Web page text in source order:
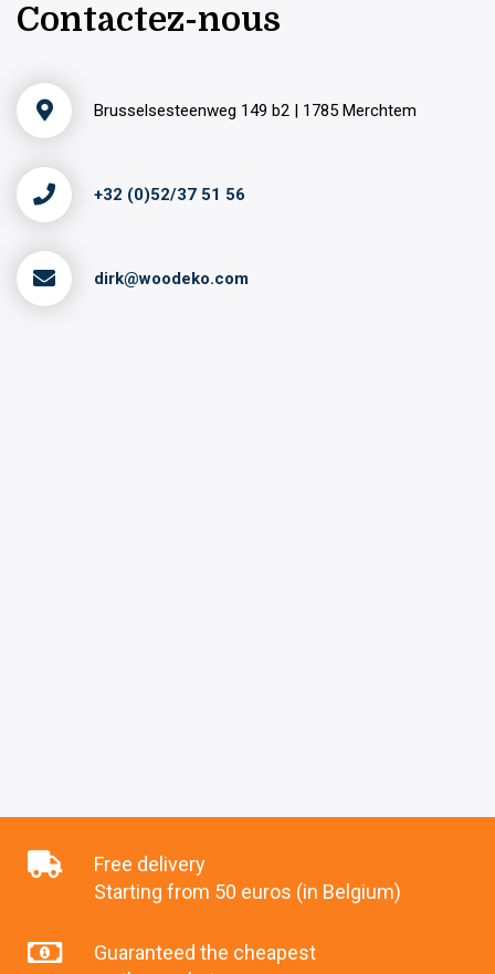
Contactez-nous
Brusselsesteenweg 149 b2 | 1785 Merchtem
+32 (0)52/37 51 56
dirk@woodeko.com
Free delivery
Starting from 50 euros (in Belgium)
Guaranteed the cheapest